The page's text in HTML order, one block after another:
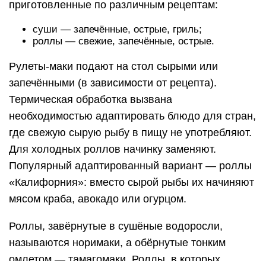
приготовленные по различным рецептам:
суши — запечённые, острые, гриль;
роллы — свежие, запечённые, острые.
Рулеты-маки подают на стол сырыми или
запечёнными (в зависимости от рецепта).
Термическая обработка вызвана
необходимостью адаптировать блюдо для стран,
где свежую сырую рыбу в пищу не употребляют.
Для холодных роллов начинку заменяют.
Популярный адаптированный вариант — роллы
«Калифорния»: вместо сырой рыбы их начиняют
мясом краба, авокадо или огурцом.
Роллы, завёрнутые в сушёные водоросли,
называются норимаки, а обёрнутые тонким